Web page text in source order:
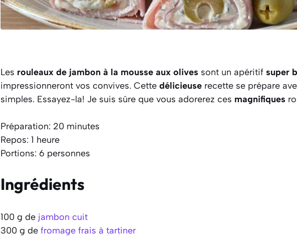
Les rouleaux de jambon à la mousse aux olives sont un apéritif super
impressionneront vos convives. Cette délicieuse recette se prépare
simples. Essayez-la! Je suis sûre que vous adorerez ces magnifiques
Préparation: 20 minutes
Repos: 1 heure
Portions: 6 personnes
Ingrédients
100 g de jambon cuit
300 g de fromage frais à tartiner